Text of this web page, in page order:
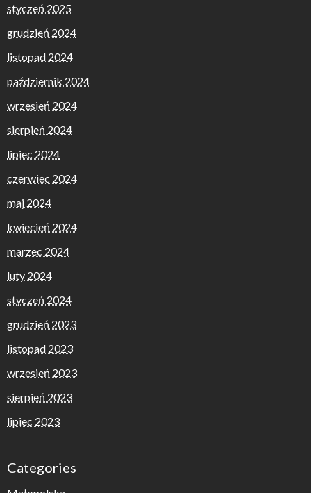
styczeń 2025
grudzień 2024
listopad 2024
październik 2024
wrzesień 2024
sierpień 2024
lipiec 2024
czerwiec 2024
maj 2024
kwiecień 2024
marzec 2024
luty 2024
styczeń 2024
grudzień 2023
listopad 2023
wrzesień 2023
sierpień 2023
lipiec 2023
Categories